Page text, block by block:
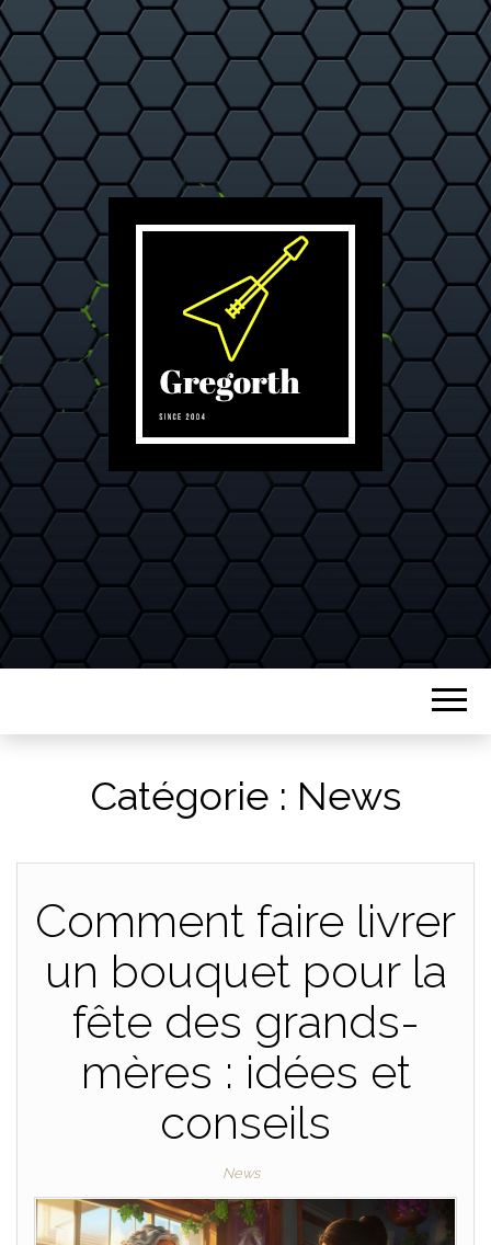
GREGORTH
L'inspiration jusqu'au bout des
doigts
Catégorie : News
Comment faire livrer
un bouquet pour la
fête des grands-
mères : idées et
conseils
News